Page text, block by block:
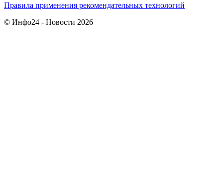
Правила применения рекомендательных технологий
© Инфо24 - Новости 2026